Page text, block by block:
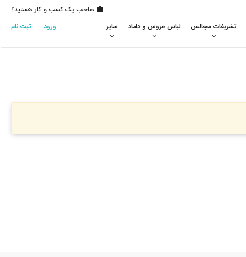
صاحب یک کسب و کار هستید؟
تشریفات مجالس لباس عروس و داماد سایر ورود ثبت نام